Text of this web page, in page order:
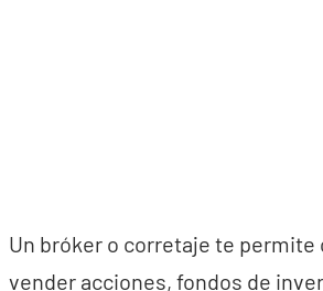
Un bróker o corretaje te permite
vender acciones, fondos de